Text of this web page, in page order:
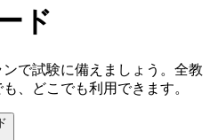
ド
で試験に備えましょう。全教
、どこでも利用できます。